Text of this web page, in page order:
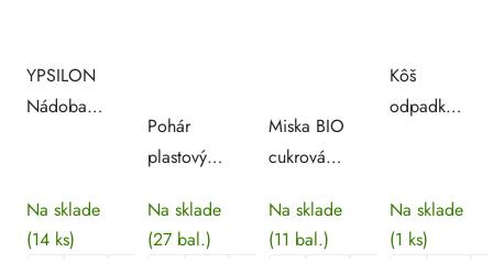
YPSILON
Nádoba
Na sklade
(14 ks)
Pohár
plastový,
100 ml
[CPLA] -
Na sklade
(27 bal.)
Miska BIO
cukrová
500ml
[50 ks]
Na sklade
(11 bal.)
Kôš
odpadkový
cm
Na sklade
(1 ks)